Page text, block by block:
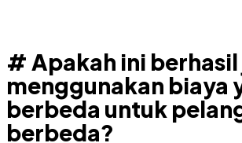
# Apakah ini
menggunakan biaya
berbeda untuk
berbeda?